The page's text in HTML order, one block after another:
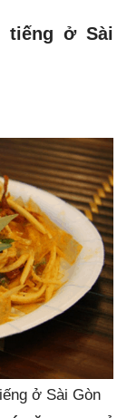
tiếng ở Sài
ở Sài Gòn